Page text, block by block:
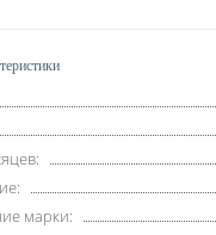
марки: